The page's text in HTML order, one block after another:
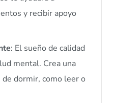
y recibir apoyo
: El sueño de calidad
mental. Crea una
dormir, como leer o